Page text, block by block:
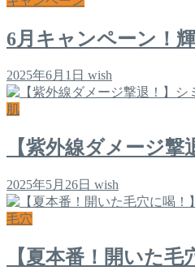
6月キャンペーン！
2025年6月1日 wish
肌
【紫外線ダメージ
2025年5月26日 wish
毛穴
【夏本番！開いた